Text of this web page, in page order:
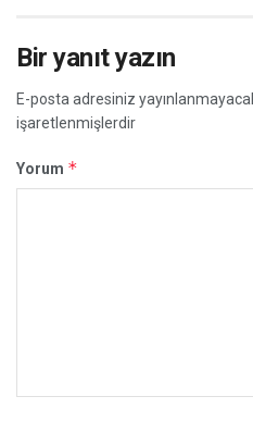
Bir yanıt yazın
E-posta adresiniz
işaretlenmişlerdir
Yorum *